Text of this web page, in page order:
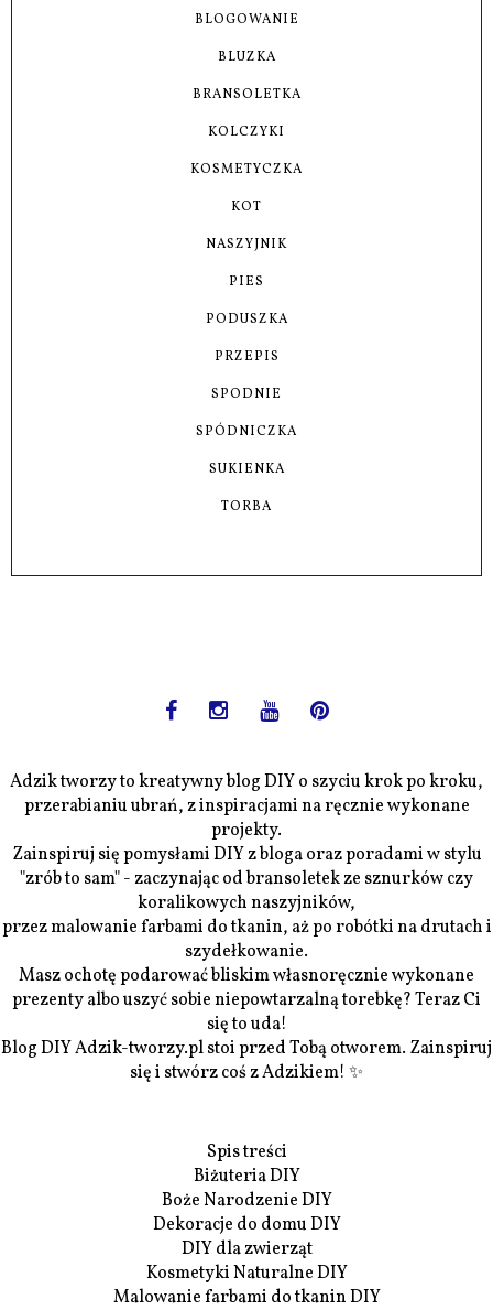
BLOGOWANIE
BLUZKA
BRANSOLETKA
KOLCZYKI
KOSMETYCZKA
KOT
NASZYJNIK
PIES
PODUSZKA
PRZEPIS
SPODNIE
SPÓDNICZKA
SUKIENKA
TORBA
Adzik tworzy to kreatywny blog DIY o szyciu krok po kroku,
przerabianiu ubrań, z inspiracjami na ręcznie wykonane
projekty.
Zainspiruj się pomysłami DIY z bloga oraz poradami w stylu
"zrób to sam" - zaczynając od bransoletek ze sznurków czy
koralikowych naszyjników,
przez malowanie farbami do tkanin, aż po robótki na drutach i
szydełkowanie.
Masz ochotę podarować bliskim własnoręcznie wykonane
prezenty albo uszyć sobie niepowtarzalną torebkę? Teraz Ci
się to uda!
Blog DIY Adzik-tworzy.pl stoi przed Tobą otworem. Zainspiruj
się i stwórz coś z Adzikiem! ✨
Spis treści
Biżuteria DIY
Boże Narodzenie DIY
Dekoracje do domu DIY
DIY dla zwierząt
Kosmetyki Naturalne DIY
Malowanie farbami do tkanin DIY